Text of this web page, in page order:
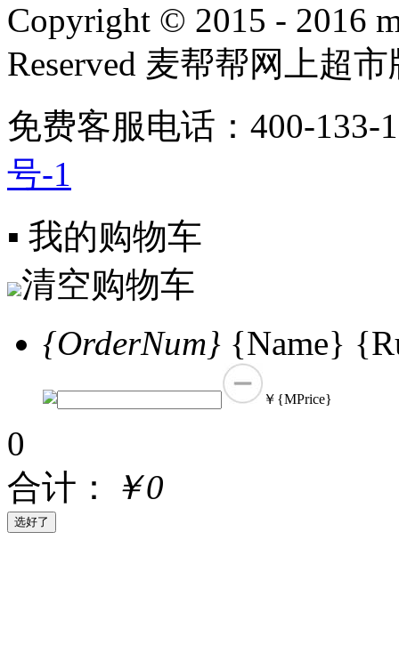
Copyright © 2015 - 2016
Reserved 麦帮帮网上超
免费客服电话：400-133-
号-1
▪ 我的购物车
清空购物车
{OrderNum} {Name}
￥{MPrice}
0
合计：
￥0